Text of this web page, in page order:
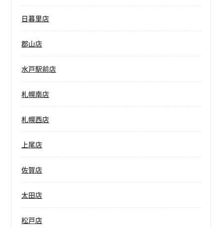
日暮里店
郡山店
水戸駅前店
札幌南店
札幌西店
上尾店
佐賀店
太田店
松戸店